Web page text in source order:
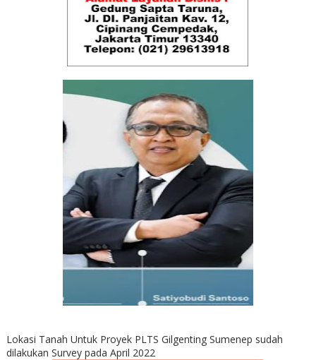
Lokasi Tanah Untuk Proyek PLTS Gilgenting Sumenep sudah
dilakukan Survey pada April 2022